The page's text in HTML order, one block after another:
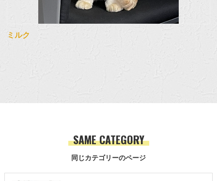
ミルク
同じカテゴリーのページ
SAME CATEGORY